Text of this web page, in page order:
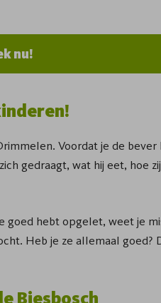
nu!
Voordat je de
gedraagt, wat hij eet, hoe
goed hebt opgelet, weet je
Heb je ze allemaal goed?
Biesbosch